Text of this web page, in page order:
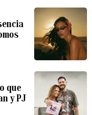
que
y PJ